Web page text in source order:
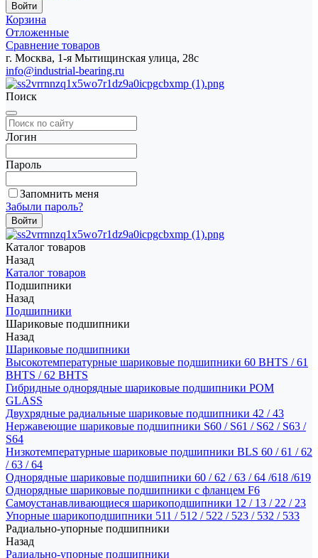
Корзина
Отложенные
Сравнение товаров
г. Москва, 1-я Мытищинская улица, 28с
info@industrial-bearing.ru
Поиск
Логин
Пароль
Запомнить меня
Забыли пароль?
Каталог товаров
Назад
Каталог товаров
Подшипники
Назад
Подшипники
Шариковые подшипники
Назад
Шариковые подшипники
Высокотемпературные шариковые подшипники 60 BHTS / 61
BHTS / 62 BHTS
Гибридные однорядные шариковые подшипники POM
GLASS
Двухрядные радиальные шариковые подшипники 42 / 43
Нержавеющие шариковые подшипники S60 / S61 / S62 / S63 /
S64
Низкотемпературные шариковые подшипники BLS 60 / 61 / 62
/ 63 / 64
Однорядные шариковые подшипники 60 / 62 / 63 / 64 /618 /619
Однорядные шариковые подшипники с фланцем F6
Самоустанавливающиеся шарикоподшипники 12 / 13 / 22 / 23
Упорные шарикоподшипники 511 / 512 / 522 / 523 / 532 / 533
Радиально-упорные подшипники
Назад
Радиально-упорные подшипники